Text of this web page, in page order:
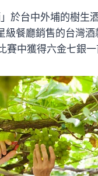
於台中外埔的樹生
級餐廳銷售的台灣
賽中獲得六金七銀一